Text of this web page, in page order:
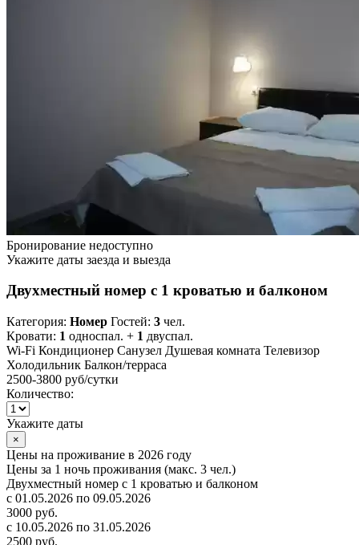
Бронирование недоступно
Укажите даты заезда и выезда
Двухместный номер с 1 кроватью и балконом
Категория: Номер Гостей: 3 чел.
Кровати: 1 односпал. + 1 двуспал.
Wi-Fi Кондиционер Санузел Душевая комната Телевизор
Холодильник Балкон/терраса
2500-3800 руб/сутки
Количество:
Укажите даты
×
Цены на проживание в 2026 году
Цены за 1 ночь проживания (макс. 3 чел.)
Двухместный номер с 1 кроватью и балконом
с 01.05.2026 по 09.05.2026
3000 руб.
с 10.05.2026 по 31.05.2026
2500 руб.